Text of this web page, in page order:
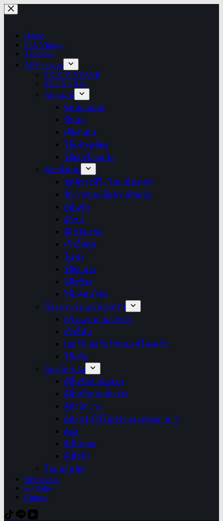
Skip
to
Home
Pick Vintage
Thongbai
All Products
PICK VINTAGE
THONGBAI
ห้องนอน
ชุดห้องนอน
ที่นอน
เตียงนอน
โต๊ะข้างเตียง
โต๊ะเครื่องแป้ง
ห้องนั่งเล่น
ชุดตู้วางทีวี / โฮมเธียเตอร์
ชั้นวางและตู้แขวนติดผนัง
ตู้ลิ้นชัก
ตู้โชว์
ตู้ไซด์บอร์ด
เก้าอี้สตูล
โซฟา
โต๊ะกลาง
โต๊ะข้าง
โต๊ะคอนโซล
ห้องอาหารและห้องครัว
ครัวและทานอาหาร
เก้าอี้พับ
เฟอร์นิเจอร์ครัวและเครื่องครัว
โต๊ะพับ
ห้องเก็บของ
ตู้ลิ้นชักสำนักงาน
ตู้ลิ้นชักและชั้นวาง
ตู้สำนักงาน
ตู้สำหรับใช้ในครัวและห้องอาหาร
ตู้สูง
ตู้เก็บของ
ตู้เสื้อผ้า
โฮมออฟฟิศ
Decoration
Portfolio
Contact